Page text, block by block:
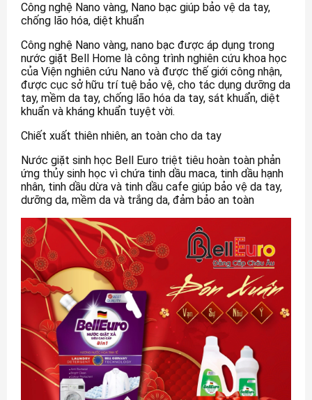
Công nghệ Nano vàng, Nano bạc giúp bảo vệ da tay,
chống lão hóa, diệt khuẩn
Công nghệ Nano vàng, nano bạc được áp dụng trong
nước giặt Bell Home là công trình nghiên cứu khoa học
của Viện nghiên cứu Nano và được thế giới công nhận,
được cục sở hữu trí tuệ bảo vệ, cho tác dụng dưỡng da
tay, mềm da tay, chống lão hóa da tay, sát khuẩn, diệt
khuẩn và kháng khuẩn tuyệt vời.
Chiết xuất thiên nhiên, an toàn cho da tay
Nước giặt sinh học Bell Euro triệt tiêu hoàn toàn phản
ứng thủy sinh học vì chứa tinh dầu maca, tinh dầu hạnh
nhân, tinh dầu dừa và tinh dầu cafe giúp bảo vệ da tay,
dưỡng da, mềm da và trắng da, đảm bảo an toàn